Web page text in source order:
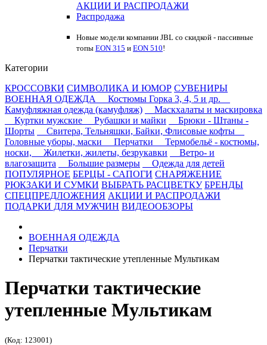
АКЦИИ И РАСПРОДАЖИ
Распродажа
Новые модели компании JBL со скидкой - пассивные
топы EON 315 и EON 510!
Категории
КРОССОВКИ СИМВОЛИКА И ЮМОР СУВЕНИРЫ
ВОЕННАЯ ОДЕЖДА
Костюмы Горка 3, 4, 5 и др.
Камуфляжная одежда (камуфляж)
Маскхалаты и маскировка
Куртки мужские
Рубашки и майки
Брюки - Штаны -
Шорты
Свитера, Тельняшки, Байки, Флисовые кофты
Головные уборы, маски
Перчатки
Термобельё - костюмы,
носки,
Жилетки, жилеты, безрукавки
Ветро- и
влагозащита
Большие размеры
Одежда для детей
ПОПУЛЯРНОЕ БЕРЦЫ - САПОГИ СНАРЯЖЕНИЕ
РЮКЗАКИ И СУМКИ ВЫБРАТЬ РАСЦВЕТКУ БРЕНДЫ
СПЕЦПРЕДЛОЖЕНИЯ АКЦИИ И РАСПРОДАЖИ
ПОДАРКИ ДЛЯ МУЖЧИН ВИДЕООБЗОРЫ
ВОЕННАЯ ОДЕЖДА
Перчатки
Перчатки тактические утепленные Мультикам
Перчатки тактические
утепленные Мультикам
(Код: 123001)